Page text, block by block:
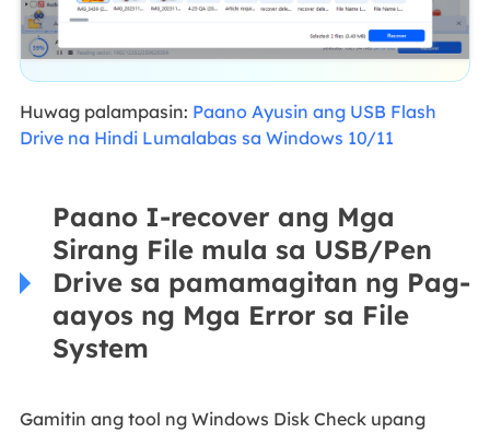
Huwag palampasin: Paano Ayusin ang USB Flash
Drive na Hindi Lumalabas sa Windows 10/11
Paano I-recover ang Mga
Sirang File mula sa USB/Pen
Drive sa pamamagitan ng Pag-
aayos ng Mga Error sa File
System
Gamitin ang tool ng Windows Disk Check upang